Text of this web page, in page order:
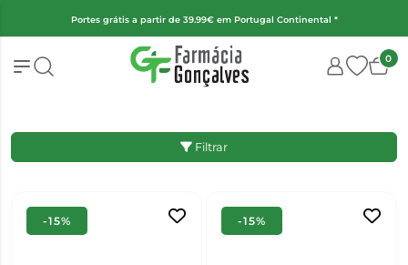
Portes grátis a partir de 39.99€ em Portugal Continental *
0
Filtrar
-15% -15%